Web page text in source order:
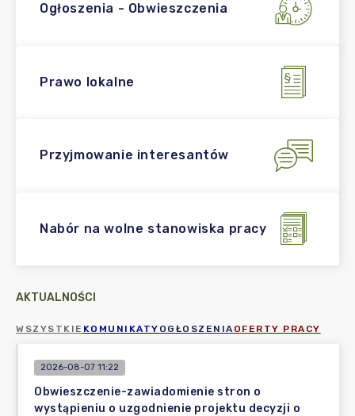
Ogłoszenia - Obwieszczenia
Prawo lokalne
Przyjmowanie interesantów
Nabór na wolne stanowiska pracy
AKTUALNOŚCI
WSZYSTKIE KOMUNIKATY OGŁOSZENIA OFERTY PRACY
2026-08-07 11:22
Obwieszczenie-zawiadomienie stron o
wystąpieniu o uzgodnienie projektu decyzji o